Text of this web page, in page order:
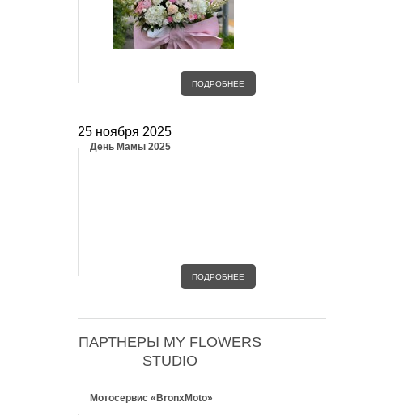
ПОДРОБНЕЕ
25 ноября 2025
День Мамы 2025
ПОДРОБНЕЕ
ПАРТНЕРЫ MY FLOWERS
STUDIO
Мотосервис «BronxMoto»